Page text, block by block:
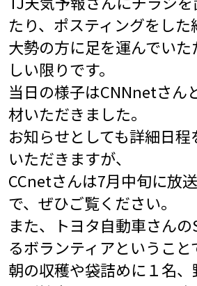
たり、ポスティングをした
大勢の方に足を運んでい
しい限りです。
当日の様子はCNNnetさん
材いただきました。
お知らせとしても詳細日
いただきますが、
CCnetさんは7月中旬に放
で、ぜひご覧ください。
また、トヨタ自動車さん
るボランティアということ
朝の収穫や袋詰めに１名